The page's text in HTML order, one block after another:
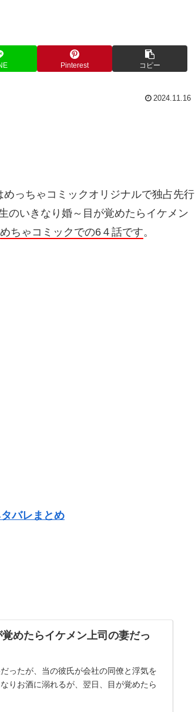
Pinterest コピー
2024.11.16
めっちゃコミックオリジナルで独占先行
のいきなり婚～目が覚めたらイケメン
めちゃコミックでの6４話です。
バレまとめ
めたらイケメン上司の妻だっ
ったが、当の彼氏が会社の同僚と浮気を
りお酒に溺れるが、翌日、目が覚めたら